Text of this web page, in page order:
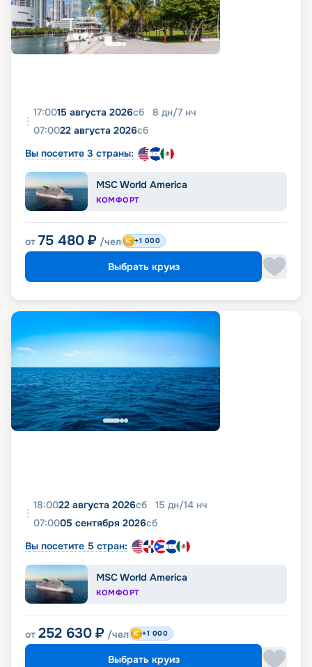
17:0015 августа 2026сб 8 дн/7 нч
07:0022 августа 2026сб
Вы посетите 3 страны:
MSC World America
КОМФОРТ
от 75 480 ₽ /чел +1 000
Выбрать круиз
18:0022 августа 2026сб 15 дн/14 нч
07:0005 сентября 2026сб
Вы посетите 5 стран:
MSC World America
КОМФОРТ
от 252 630 ₽ /чел +1 000
Выбрать круиз